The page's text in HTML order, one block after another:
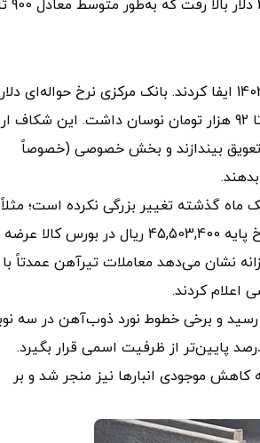
چین 3 تا 5 روز افزایش یافت؛ دوم، هزینه بیمه و حمل هر
سیاست ارزی دولت و رفتار پروژه‌ها نقش کلیدی در تحلیل قیمت تیرآهن در تیر 1404 ایفا کردند. بانک مرکزی نرخ حواله‌ای
در سامانه مبادله بین 69 تا 71 هزار تومان تثبیت کرد؛ اما دلار بازار آزاد در بازه 80 تا 92 هزار تومان نوسان داشت. این
تعویق بیندازند و بخش خصوصی (خصوصاً
ماه گذشته تغییر بزرگی نکرده است؛ مثلاً
ذوب‌آهن اصفهان در 7 تیر ماه 3,222 تن تیرآهن 24 و 391 تن تیرآهن 27 را با نرخ پایه 45,503,400 ریال در بورس کالا عرضه
روزانه نشان می‌دهد معاملات تیرآهن عمدتاً با
اعلام کردند.
شدید برق صنایع فولاد از نیمه فروردین تا تیر 1404 به اوج رسید و برخی خطوط نورد ذوب‌آهن در
6 ساعت تعطیل شدند. این موضوع باعث شد تولید روزانه تیرآهن حدود 12 درصد پایین‌تر از ظرفیت اسمی قرار بگیرد.
موجودی انبارها نیز منجر شد و بر